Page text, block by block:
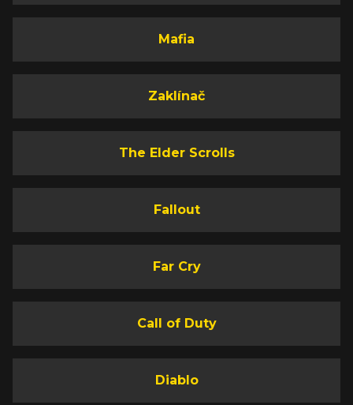
Mafia
Zaklínač
The Elder Scrolls
Fallout
Far Cry
Call of Duty
Diablo